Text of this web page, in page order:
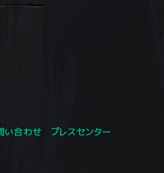
い合わせ
プレスセンター